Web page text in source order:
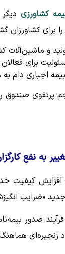
کشاورزی
را برای کشاورزان
و ماشین‌آلات
برای
بیمه اجباری دام
به نفع
و افزایش
«ضرایب
فرآیند صدور
زنجیره‌ای